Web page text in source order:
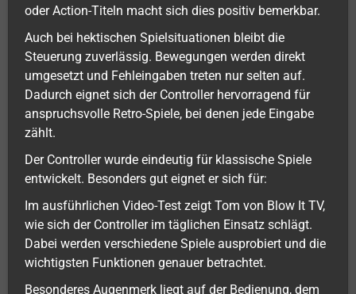
oder Action-Titeln macht sich dies positiv bemerkbar.
Auch bei hektischen Spielsituationen bleibt die
Steuerung zuverlässig. Bewegungen werden direkt
umgesetzt und Fehleingaben treten nur selten auf.
Dadurch eignet sich der Controller hervorragend für
anspruchsvolle Retro-Spiele, bei denen jede Eingabe
zählt.
Der Controller wurde eindeutig für klassische Spiele
entwickelt. Besonders gut eignet er sich für:
Im ausführlichen Video-Test zeigt Tom von Blow It TV,
wie sich der Controller im täglichen Einsatz schlägt.
Dabei werden verschiedene Spiele ausprobiert und die
wichtigsten Funktionen genauer betrachtet.
Besonderes Augenmerk liegt auf der Bedienung, dem